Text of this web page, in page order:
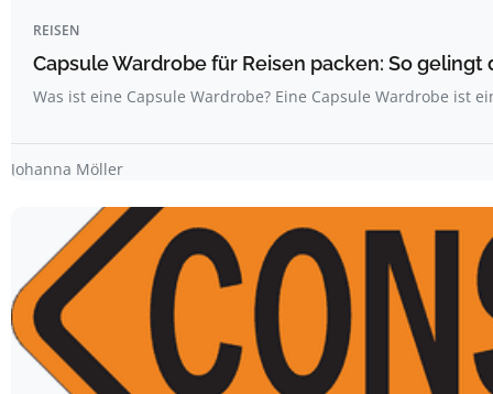
REISEN
Capsule Wardrobe für Reisen packen: So
Was ist eine Capsule Wardrobe? Eine Capsule Wardrobe ist
Johanna Möller